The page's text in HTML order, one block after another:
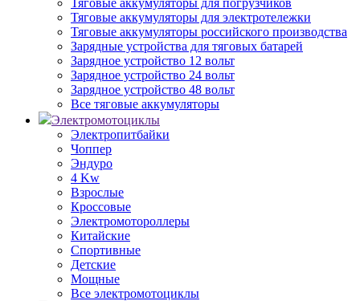
Тяговые аккумуляторы для погрузчиков
Тяговые аккумуляторы для электротележки
Тяговые аккумуляторы российского производства
Зарядные устройства для тяговых батарей
Зарядное устройство 12 вольт
Зарядное устройство 24 вольт
Зарядное устройство 48 вольт
Все тяговые аккумуляторы
Электромотоциклы
Электропитбайки
Чоппер
Эндуро
4 Kw
Взрослые
Кроссовые
Электромотороллеры
Китайские
Спортивные
Детские
Мощные
Все электромотоциклы